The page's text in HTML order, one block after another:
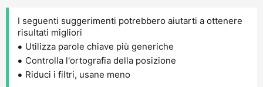
I seguenti suggerimenti potrebbero aiutarti a ottenere
risultati migliori
Utilizza parole chiave più generiche
Controlla l'ortografia della posizione
Riduci i filtri, usane meno